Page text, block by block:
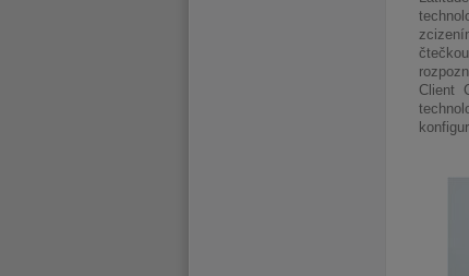
Client